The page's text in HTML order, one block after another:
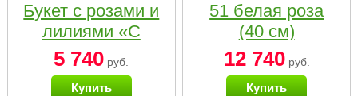
Букет с розами и
лилиями «С
наилучшими
пожеланиями»
5 740 руб.
Купить
51 белая роза
(40 см)
12 740руб.
Купить